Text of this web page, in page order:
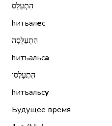
הִתְעַלֵּס
hитъалес
הִתְעַלְּסָה
hитъальса
הִתְעַלְּסוּ
hитъальсу
Будущее время